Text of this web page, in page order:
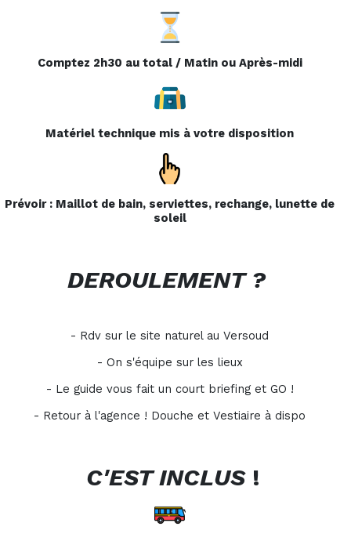
Comptez 2h30 au total / Matin ou Après-midi
Matériel technique mis à votre disposition
Prévoir : Maillot de bain, serviettes, rechange, lunette de
soleil
DEROULEMENT ?
- Rdv sur le site naturel au Versoud
- On s'équipe sur les lieux
- Le guide vous fait un court briefing et GO !
- Retour à l'agence ! Douche et Vestiaire à dispo
C'EST INCLUS!